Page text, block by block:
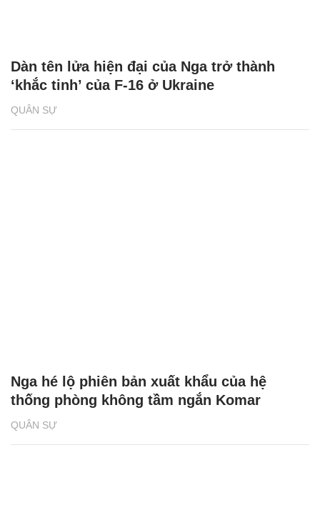
QUÂN SỰ
Dàn tên lửa hiện đại của Nga trở thành
‘khắc tinh’ của F-16 ở Ukraine
QUÂN SỰ
Nga hé lộ phiên bản xuất khẩu của hệ
thống phòng không tầm ngắn Komar